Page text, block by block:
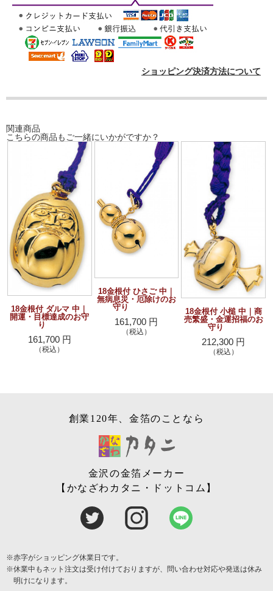
ショッピング決済方法について
関連商品
こちらの商品もご一緒にいかがですか？
18金根付 ダルマ 中｜
開運・目標達成のお守
り
161,700 円
（税込）
18金根付 ひさご 中｜
無病息災・厄除けのお
守り
161,700 円
（税込）
18金根付 小槌 中｜商
売繁盛・金運招福のお
守り
212,300 円
（税込）
創業120年、金箔のことなら
金沢の金箔メーカー
【かなざわカタニ・ドットコム】
※赤字がショッピング休業日です。
※休業中もネット注文は受け付けておりますが、問い合わせ対応や発送は休み
明けになります。